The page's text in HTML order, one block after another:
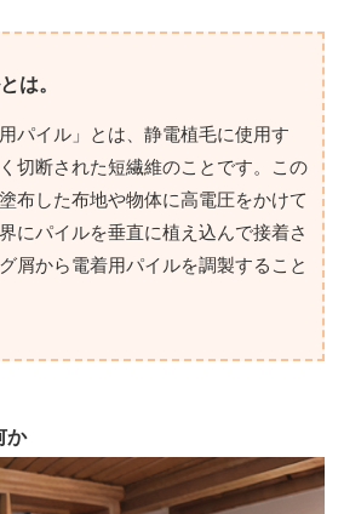
は。
パイル」とは、静電植毛に使用す
切断された短繊維のことです。この
布した布地や物体に高電圧をかけて
にパイルを垂直に植え込んで接着さ
屑から電着用パイルを調製すること
か